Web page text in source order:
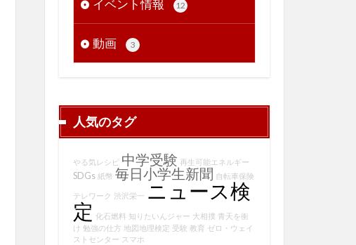
イベント情報 12
動画 3
人気のタグ
やる気レシピ 中学受験 再生可能エネルギー
SDGs 紙幣 毎日小学生新聞 自転車保険
テレワーク 渋沢栄一 ニュース検
定 化石燃料 知りたいんジャー 大相撲 青天を衝
け 勉強の仕方 地図地理検定 受験 教育 ゼロ・ウェイ
ストセンター スマホ